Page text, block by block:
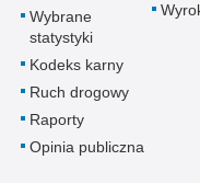
Wybrane
statystyki
Kodeks karny
Ruch drogowy
Raporty
Opinia publiczna